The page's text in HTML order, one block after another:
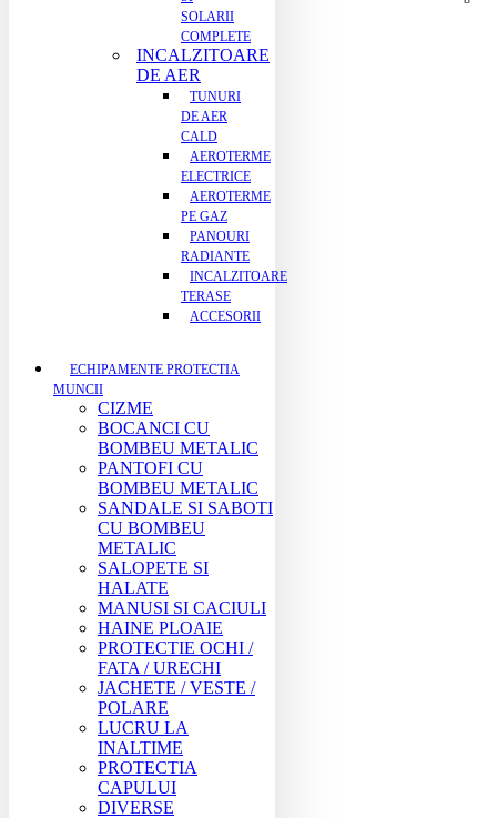
SOLARII
COMPLETE
INCALZITOARE
DE AER
TUNURI
DE AER
CALD
AEROTERME
ELECTRICE
AEROTERME
PE GAZ
PANOURI
RADIANTE
INCALZITOARE
TERASE
ACCESORII
ECHIPAMENTE PROTECTIA
MUNCII
CIZME
BOCANCI CU
BOMBEU METALIC
PANTOFI CU
BOMBEU METALIC
SANDALE SI SABOTI
CU BOMBEU
METALIC
SALOPETE SI
HALATE
MANUSI SI CACIULI
HAINE PLOAIE
PROTECTIE OCHI /
FATA / URECHI
JACHETE / VESTE /
POLARE
LUCRU LA
INALTIME
PROTECTIA
CAPULUI
DIVERSE